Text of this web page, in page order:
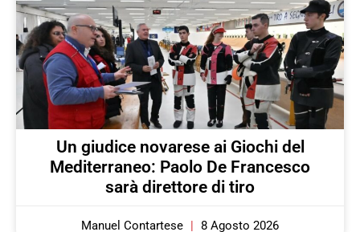
Un giudice novarese ai Giochi del
Mediterraneo: Paolo De Francesco
sarà direttore di tiro
Manuel Contartese 8 Agosto 2026